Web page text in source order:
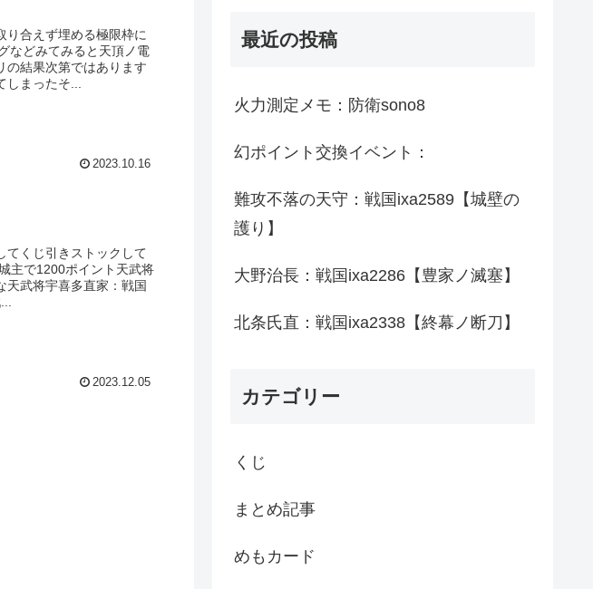
り合えず埋める極限枠に
などみてみると天頂ノ電
の結果次第ではあります
まったそ...
2023.10.16
てくじ引きストックして
主で1200ポイント天武将
天武将宇喜多直家：戦国
2023.12.05
最近の投稿
火力測定メモ：防衛sono8
幻ポイント交換イベント：
難攻不落の天守：戦国ixa2589【城壁の
護り】
大野治長：戦国ixa2286【豊家ノ滅塞】
北条氏直：戦国ixa2338【終幕ノ断刀】
カテゴリー
くじ
まとめ記事
めもカード